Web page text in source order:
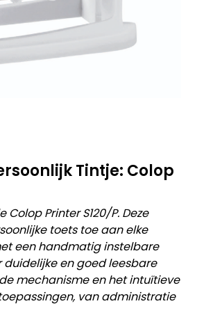
Tintje: Colop
Printer S120/P. Deze
toets toe aan elke
een handmatig instelbare
en goed leesbare
mechanisme en het intuïtieve
van administratie